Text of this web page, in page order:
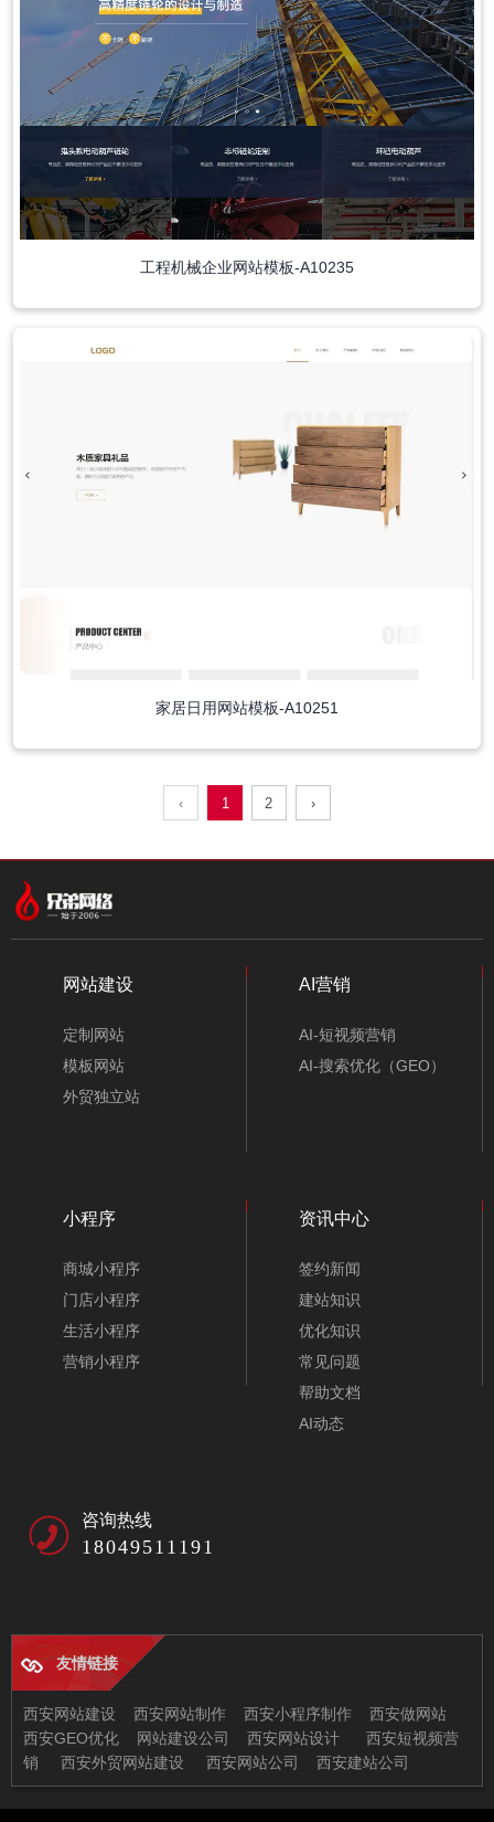
工程机械企业网站模板-A10235
家居日用网站模板-A10251
‹ 1 2 ›
展览展示公司网站模板-A10136-1
智能家居网站模板-A10055
网站建设
定制网站
模板网站
外贸独立站
AI营销
AI-短视频营销
AI-搜索优化（GEO）
小程序
商城小程序
门店小程序
生活小程序
营销小程序
资讯中心
签约新闻
建站知识
优化知识
常见问题
帮助文档
AI动态
咨询热线
18049511191
友情链接
西安网站建设 西安网站制作 西安小程序制作
西安做网站
西安GEO优化
网站建设公司 西安网站设计
西安短视频营
销
西安外贸网站建设 西安网站公司 西安建站公司